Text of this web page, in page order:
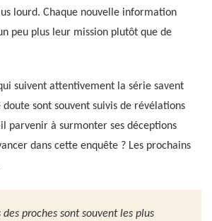
lourd. Chaque nouvelle information
peu plus leur mission plutôt que de
suivent attentivement la série savent
sont souvent suivis de révélations
parvenir à surmonter ses déceptions
dans cette enquête ? Les prochains
des proches sont souvent les plus